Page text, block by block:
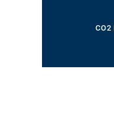
CO2